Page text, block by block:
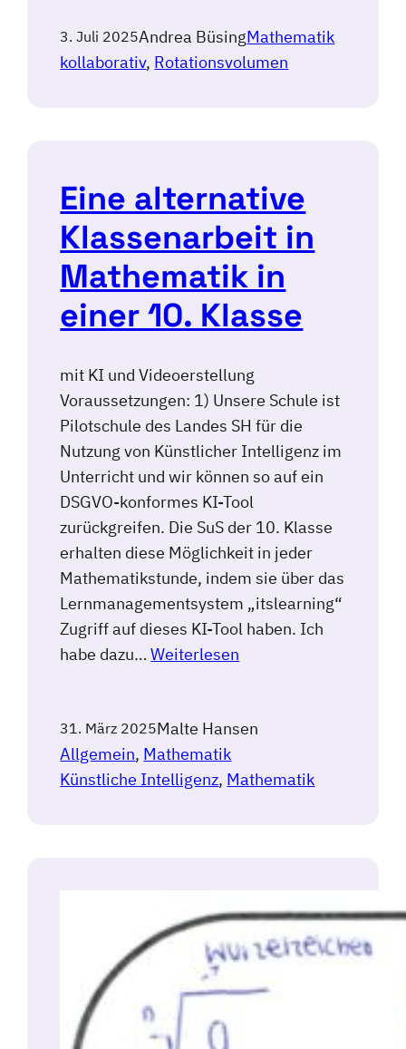
3. Juli 2025Andrea BüsingMathematik
kollaborativ, Rotationsvolumen
Eine alternative
Klassenarbeit in
Mathematik in
einer 10. Klasse
mit KI und Videoerstellung
Voraussetzungen: 1) Unsere Schule ist
Pilotschule des Landes SH für die
Nutzung von Künstlicher Intelligenz im
Unterricht und wir können so auf ein
DSGVO-konformes KI-Tool
zurückgreifen. Die SuS der 10. Klasse
erhalten diese Möglichkeit in jeder
Mathematikstunde, indem sie über das
Lernmanagementsystem „itslearning“
Zugriff auf dieses KI-Tool haben. Ich
habe dazu…Weiterlesen
31. März 2025Malte Hansen
Allgemein, Mathematik
Künstliche Intelligenz, Mathematik